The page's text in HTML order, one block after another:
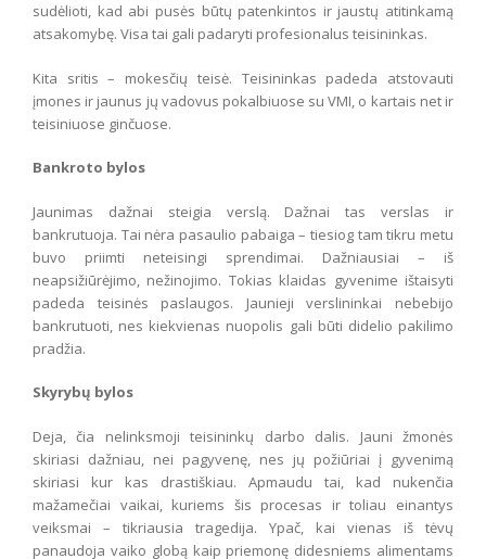
sudėlioti, kad abi pusės būtų patenkintos ir jaustų atitinkamą
atsakomybę. Visa tai gali padaryti profesionalus teisininkas.
Kita sritis – mokesčių teisė. Teisininkas padeda atstovauti
įmones ir jaunus jų vadovus pokalbiuose su VMI, o kartais net ir
teisiniuose ginčuose.
Bankroto bylos
Jaunimas dažnai steigia verslą. Dažnai tas verslas ir
bankrutuoja. Tai nėra pasaulio pabaiga – tiesiog tam tikru metu
buvo priimti neteisingi sprendimai. Dažniausiai – iš
neapsižiūrėjimo, nežinojimo. Tokias klaidas gyvenime ištaisyti
padeda teisinės paslaugos. Jaunieji verslininkai nebebijo
bankrutuoti, nes kiekvienas nuopolis gali būti didelio pakilimo
pradžia.
Skyrybų bylos
Deja, čia nelinksmoji teisininkų darbo dalis. Jauni žmonės
skiriasi dažniau, nei pagyvenę, nes jų požiūriai į gyvenimą
skiriasi kur kas drastiškiau. Apmaudu tai, kad nukenčia
mažamečiai vaikai, kuriems šis procesas ir toliau einantys
veiksmai – tikriausia tragedija. Ypač, kai vienas iš tėvų
panaudoja vaiko globą kaip priemonę didesniems alimentams